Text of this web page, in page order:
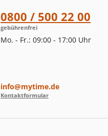
0800 / 500 22 00
gebührenfrei
Mo. - Fr.: 09:00 - 17:00 Uhr
info@mytime.de
Kontaktformular